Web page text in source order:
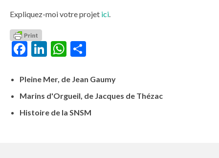
Expliquez-moi votre projet ici.
Facebook
LinkedIn
WhatsApp
Pleine Mer, de Jean Gaumy
Marins d'Orgueil, de Jacques de Thézac
Histoire de la SNSM